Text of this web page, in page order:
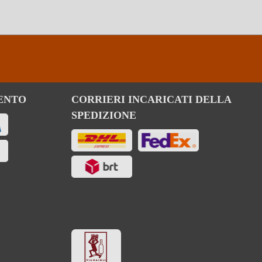
CORRIERI INCARICATI DELLA
SPEDIZIONE